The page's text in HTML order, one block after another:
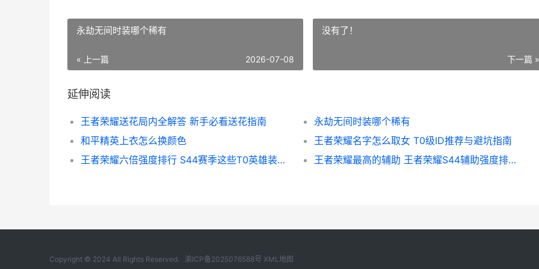
永劫无间时装哪个稀有
« 上一篇 2026-07-08
没有了！
下一篇 »
延伸阅读
王者荣耀送花局内全解答 新手必看送花指南
永劫无间时装哪个稀有
和平精英上衣怎么换颜色
王者荣耀名字怎么取女 T0级ID推荐与避坑指南
王者荣耀六倍强度排行 S44赛季这些T0英雄装备出就赢了
王者荣耀最高的辅助 王者荣耀S44辅助强度排行实战总结
Copyright © 2024 All Rights Reserved. 渝ICP备2025076588号 XML地图